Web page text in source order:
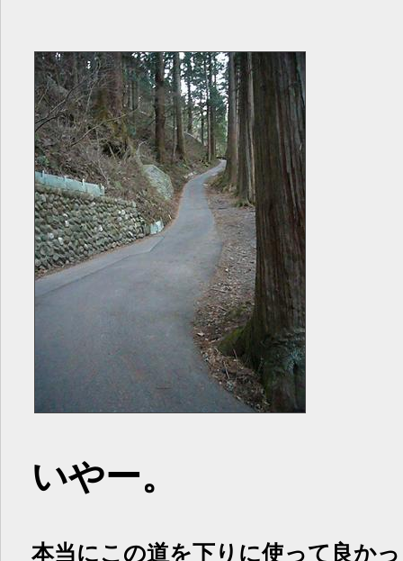
いやー。
本当にこの道を下りに使って良かっ